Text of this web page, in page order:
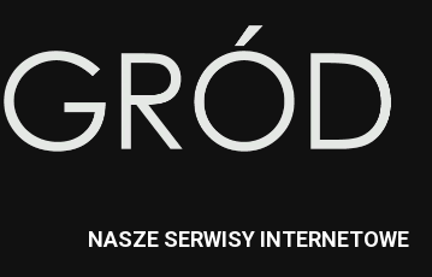
NASZE SERWISY INTERNETOWE